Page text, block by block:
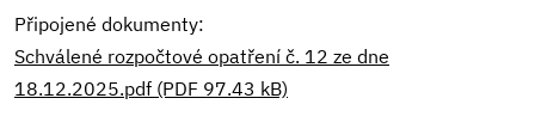
Připojené dokumenty:
Schválené rozpočtové opatření č. 12 ze dne
18.12.2025.pdf (PDF 97.43 kB)